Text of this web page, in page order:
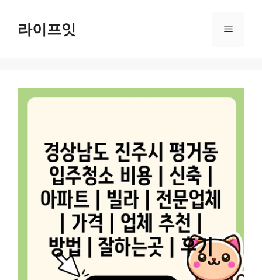
content라이프잇 Menu